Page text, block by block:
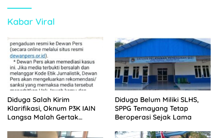
Kabar Viral
Diduga Salah Kirim
Klarifikasi, Oknum P3K IAIN
Langsa Malah Gertak
Diduga Belum Miliki SLHS,
SPPG Temayang Tetap
Beroperasi Sejak Lama